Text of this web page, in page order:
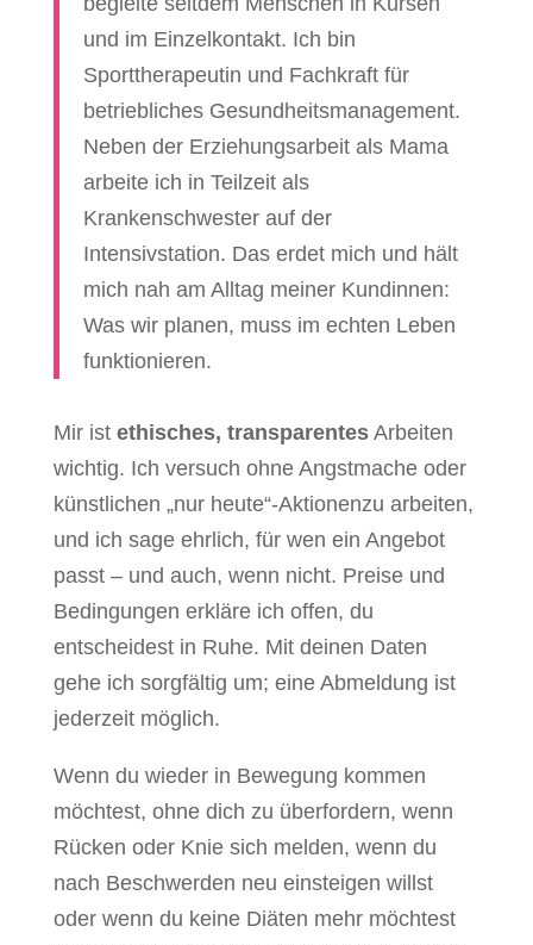
und im Einzelkontakt. Ich bin
Sporttherapeutin und Fachkraft für
betriebliches Gesundheitsmanagement.
Neben der Erziehungsarbeit als Mama
arbeite ich in Teilzeit als
Krankenschwester auf der
Intensivstation. Das erdet mich und hält
mich nah am Alltag meiner Kundinnen:
Was wir planen, muss im echten Leben
funktionieren.
Mir ist ethisches, transparentesArbeiten
wichtig. Ich versuch ohne Angstmache oder
künstlichen „nur heute“-Aktionenzu arbeiten,
und ich sage ehrlich, für wen ein Angebot
passt – und auch, wenn nicht. Preise und
Bedingungen erkläre ich offen, du
entscheidest in Ruhe. Mit deinen Daten
gehe ich sorgfältig um; eine Abmeldung ist
jederzeit möglich.
Wenn du wieder in Bewegung kommen
möchtest, ohne dich zu überfordern, wenn
Rücken oder Knie sich melden, wenn du
nach Beschwerden neu einsteigen willst
oder wenn du keine Diäten mehr möchtest